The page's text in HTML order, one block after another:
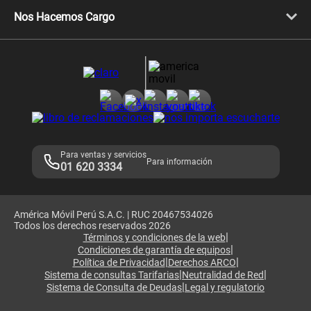
Celulares Motorola
Llamada por llamada
Comprobantes electrónicos
Consulta de IMEI
Nos Hacemos Cargo
Consulta de reclamos
Adquirientes iPhone 6, 6S y SE
Mensaje de Seguridad
Términos y Condiciones de Tienda Claro
Libro de Reclamaciones
Para ventas y servicios
01 620 3334 Para información
América Móvil Perú S.A.C. | RUC 20467534026
Todos los derechos reservados 2026
Términos y condiciones de la web|
Condiciones de garantía de equipos|
Política de Privacidad|Derechos ARCO|
Sistema de consultas Tarifarias|Neutralidad de Red|
Sistema de Consulta de Deudas|Legal y regulatorio